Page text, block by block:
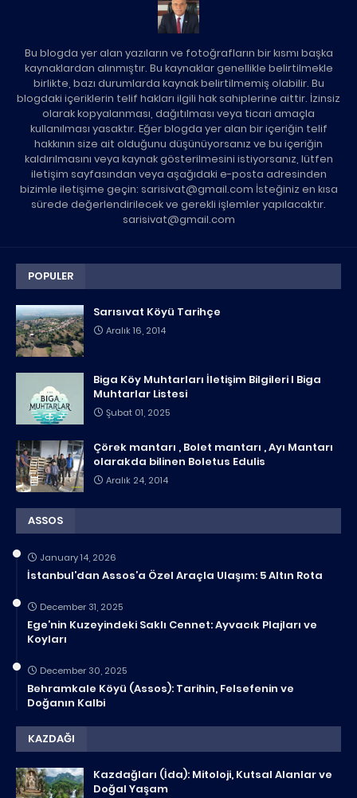
Bu blogda yer alan yazıların ve fotoğrafların bir kısmı başka
kaynaklardan alınmıştır. Bu kaynaklar genellikle belirtilmekle
birlikte, bazı durumlarda kaynak belirtilmemiş olabilir. Bu
blogdaki içeriklerin telif hakları ilgili hak sahiplerine aittir. İzinsiz
olarak kopyalanması, dağıtılması veya ticari amaçla
kullanılması yasaktır. Eğer blogda yer alan bir içeriğin telif
hakkının size ait olduğunu düşünüyorsanız ve bu içeriğin
kaldırılmasını veya kaynak gösterilmesini istiyorsanız, lütfen
iletişim sayfasından veya aşağıdaki e-posta adresinden
bizimle iletişime geçin: sarisivat@gmail.com İsteğiniz en kısa
sürede değerlendirilecek ve gerekli işlemler yapılacaktır.
sarisivat@gmail.com
POPULER
Sarısıvat Köyü Tarihçe
Aralık 16, 2014
Biga Köy Muhtarları İletişim Bilgileri I Biga
Muhtarlar Listesi
Şubat 01, 2025
Çörek mantarı , Bolet mantarı , Ayı Mantarı
olarakda bilinen Boletus Edulis
Aralık 24, 2014
ASSOS
January 14, 2026
İstanbul’dan Assos’a Özel Araçla Ulaşım: 5 Altın Rota
December 31, 2025
Ege’nin Kuzeyindeki Saklı Cennet: Ayvacık Plajları ve
Koyları
December 30, 2025
Behramkale Köyü (Assos): Tarihin, Felsefenin ve
Doğanın Kalbi
KAZDAĞI
Kazdağları (İda): Mitoloji, Kutsal Alanlar ve
Doğal Yaşam